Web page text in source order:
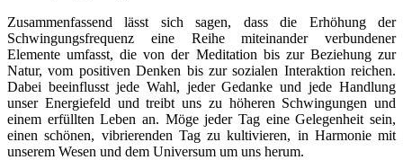
Zusammenfassend lässt sich sagen, dass die Erhöhung der
Schwingungsfrequenz eine Reihe miteinander verbundener
Elemente umfasst, die von der Meditation bis zur Beziehung zur
Natur, vom positiven Denken bis zur sozialen Interaktion reichen.
Dabei beeinflusst jede Wahl, jeder Gedanke und jede Handlung
unser Energiefeld und treibt uns zu höheren Schwingungen und
einem erfüllten Leben an. Möge jeder Tag eine Gelegenheit sein,
einen schönen, vibrierenden Tag zu kultivieren, in Harmonie mit
unserem Wesen und dem Universum um uns herum.